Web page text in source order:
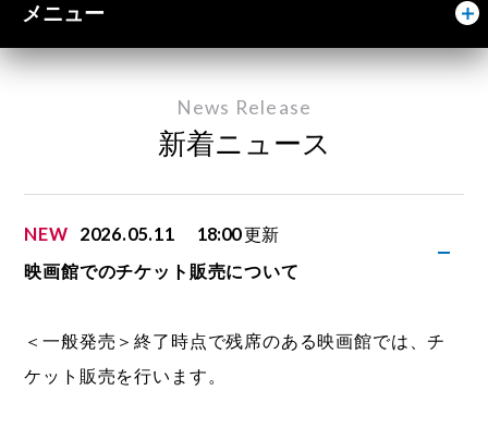
メニュー
News Release
新着ニュース
NEW 2026.05.11 18:00更新
映画館でのチケット販売について
＜一般発売＞終了時点で残席のある映画館では、チ
ケット販売を行います。